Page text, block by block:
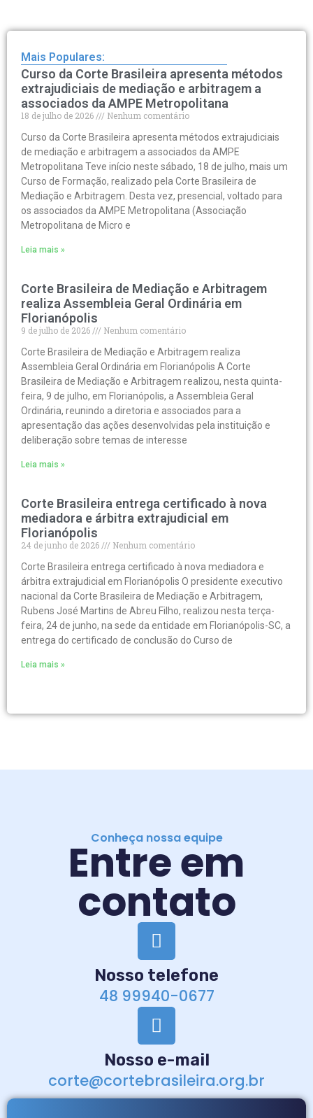
Mais Populares:
Curso da Corte Brasileira apresenta métodos
extrajudiciais de mediação e arbitragem a
associados da AMPE Metropolitana
18 de julho de 2026
Nenhum comentário
Curso da Corte Brasileira apresenta métodos extrajudiciais
de mediação e arbitragem a associados da AMPE
Metropolitana Teve início neste sábado, 18 de julho, mais um
Curso de Formação, realizado pela Corte Brasileira de
Mediação e Arbitragem. Desta vez, presencial, voltado para
os associados da AMPE Metropolitana (Associação
Metropolitana de Micro e
Leia mais »
Corte Brasileira de Mediação e Arbitragem
realiza Assembleia Geral Ordinária em
Florianópolis
9 de julho de 2026
Nenhum comentário
Corte Brasileira de Mediação e Arbitragem realiza
Assembleia Geral Ordinária em Florianópolis A Corte
Brasileira de Mediação e Arbitragem realizou, nesta quinta-
feira, 9 de julho, em Florianópolis, a Assembleia Geral
Ordinária, reunindo a diretoria e associados para a
apresentação das ações desenvolvidas pela instituição e
deliberação sobre temas de interesse
Leia mais »
Corte Brasileira entrega certificado à nova
mediadora e árbitra extrajudicial em
Florianópolis
24 de junho de 2026
Nenhum comentário
Corte Brasileira entrega certificado à nova mediadora e
árbitra extrajudicial em Florianópolis O presidente executivo
nacional da Corte Brasileira de Mediação e Arbitragem,
Rubens José Martins de Abreu Filho, realizou nesta terça-
feira, 24 de junho, na sede da entidade em Florianópolis-SC, a
entrega do certificado de conclusão do Curso de
Leia mais »
Conheça nossa equipe
Entre em
contato
Nosso telefone
48 99940-0677
Nosso e-mail
corte@cortebrasileira.org.br